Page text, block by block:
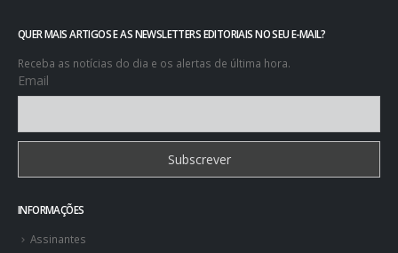
QUER MAIS ARTIGOS E AS NEWSLETTERS EDITORIAIS NO SEU E-MAIL?
Receba as notícias do dia e os alertas de última hora.
Email
INFORMAÇÕES
Assinantes